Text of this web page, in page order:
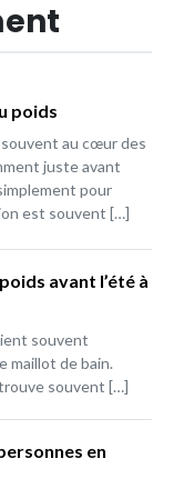
poids
au cœur des
juste avant
pour
est souvent […]
avant l’été à
souvent
maillot de bain.
souvent […]
en